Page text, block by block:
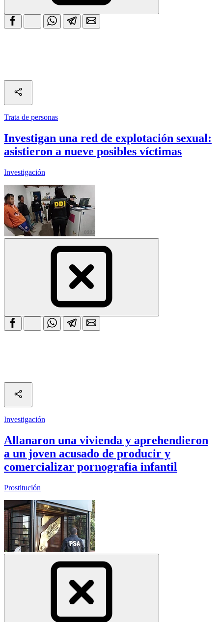
Trata de personas
Investigan una red de explotación sexual:
asistieron a nueve posibles víctimas
Investigación
Investigación
Allanaron una vivienda y aprehendieron
a un joven acusado de producir y
comercializar pornografía infantil
Prostitución